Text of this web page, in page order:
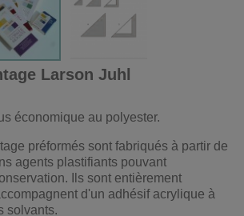
Larson Juhl
économique au polyester.
préformés sont fabriqués à partir de
agents plastifiants pouvant
Ils sont entièrement
d'un adhésif acrylique à
solvants.